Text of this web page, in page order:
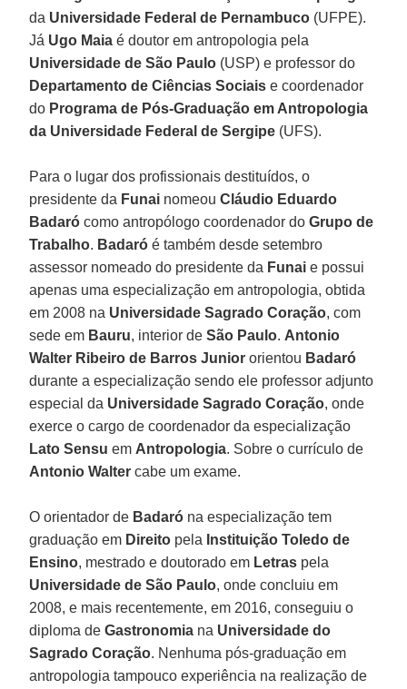
da Universidade Federal de Pernambuco (UFPE).
Já Ugo Maia é doutor em antropologia pela
Universidade de São Paulo (USP) e professor do
Departamento de Ciências Sociais e coordenador
do Programa de Pós-Graduação em Antropologia
da Universidade Federal de Sergipe (UFS).
Para o lugar dos profissionais destituídos, o
presidente da Funai nomeouCláudio Eduardo
Badaró como antropólogo coordenador doGrupo de
Trabalho. Badaró é também desde setembro
assessor nomeado do presidente da Funai e possui
apenas uma especialização em antropologia, obtida
em 2008 na Universidade Sagrado Coração, com
sede em Bauru, interior deSão Paulo. Antonio
Walter Ribeiro de Barros Junior orientou Badaró
durante a especialização sendo ele professor adjunto
especial da Universidade Sagrado Coração, onde
exerce o cargo de coordenador da especialização
Lato Sensu em Antropologia. Sobre o currículo de
Antonio Walter cabe um exame.
O orientador de Badaró na especialização tem
graduação em Direito pela Instituição Toledo de
Ensino, mestrado e doutorado em Letras pela
Universidade de São Paulo, onde concluiu em
2008, e mais recentemente, em 2016, conseguiu o
diploma deGastronomia na Universidade do
Sagrado Coração. Nenhuma pós-graduação em
antropologia tampouco experiência na realização de